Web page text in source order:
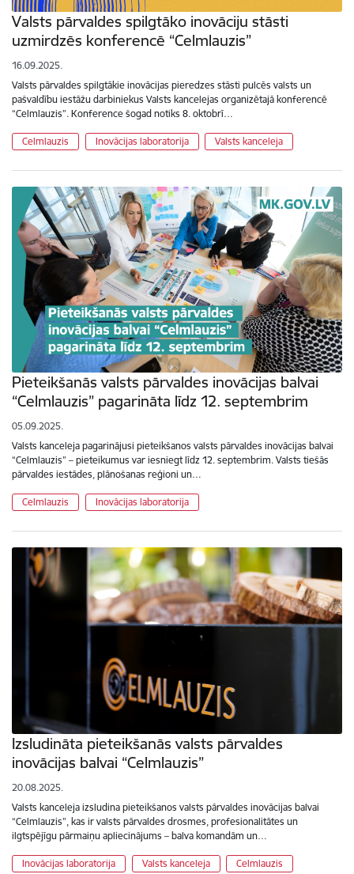
Valsts pārvaldes spilgtāko inovāciju stāsti
uzmirdzēs konferencē “Celmlauzis”
16.09.2025.
Valsts pārvaldes spilgtākie inovācijas pieredzes stāsti pulcēs valsts un
pašvaldību iestāžu darbiniekus Valsts kancelejas organizētajā konferencē
“Celmlauzis”. Konference šogad notiks 8. oktobrī…
Celmlauzis Inovācijas laboratorija Valsts kanceleja
Pieteikšanās valsts pārvaldes inovācijas balvai
“Celmlauzis” pagarināta līdz 12. septembrim
05.09.2025.
Valsts kanceleja pagarinājusi pieteikšanos valsts pārvaldes inovācijas balvai
“Celmlauzis” – pieteikumus var iesniegt līdz 12. septembrim. Valsts tiešās
pārvaldes iestādes, plānošanas reģioni un…
Celmlauzis Inovācijas laboratorija
Izsludināta pieteikšanās valsts pārvaldes
inovācijas balvai “Celmlauzis”
20.08.2025.
Valsts kanceleja izsludina pieteikšanos valsts pārvaldes inovācijas balvai
“Celmlauzis”, kas ir valsts pārvaldes drosmes, profesionalitātes un
ilgtspējīgu pārmaiņu apliecinājums – balva komandām un…
Inovācijas laboratorija Valsts kanceleja Celmlauzis